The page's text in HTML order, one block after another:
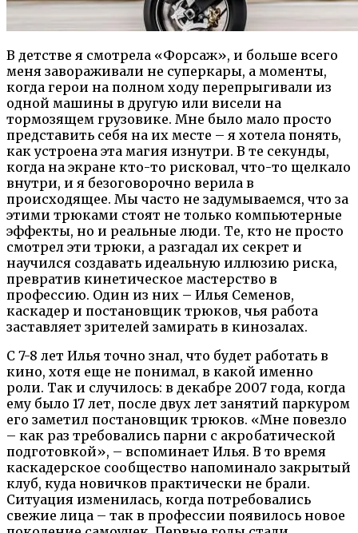
В детстве я смотрела «Форсаж», и больше всего
меня завораживали не суперкары, а моменты,
когда герои на полном ходу перепрыгивали из
одной машины в другую или висели на
тормозящем грузовике. Мне было мало просто
представить себя на их месте – я хотела понять,
как устроена эта магия изнутри. В те секунды,
когда на экране кто-то рисковал, что-то щелкало
внутри, и я безоговорочно верила в
происходящее. Мы часто не задумываемся, что за
этими трюками стоят не только компьютерные
эффекты, но и реальные люди. Те, кто не просто
смотрел эти трюки, а разгадал их секрет и
научился создавать идеальную иллюзию риска,
превратив кинетическое мастерство в
профессию. Один из них – Илья Семенов,
каскадер и постановщик трюков, чья работа
заставляет зрителей замирать в кинозалах.
С 7-8 лет Илья точно знал, что будет работать в
кино, хотя еще не понимал, в какой именно
роли. Так и случилось: в декабре 2007 года, когда
ему было 17 лет, после двух лет занятий паркуром
его заметил постановщик трюков. «Мне повезло
– как раз требовались парни с акробатической
подготовкой», – вспоминает Илья. В то время
каскадерское сообщество напоминало закрытый
клуб, куда новичков практически не брали.
Ситуация изменилась, когда потребовались
свежие лица – так в профессии появилось новое